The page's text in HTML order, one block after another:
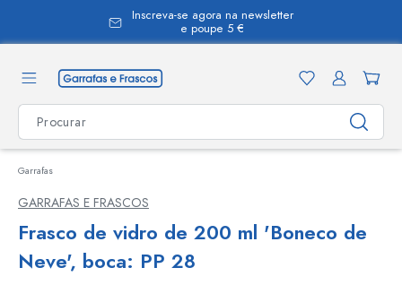
Inscreva-se agora na newsletter
e poupe 5 €
Garrafas
GARRAFAS E FRASCOS
Frasco de vidro de 200 ml 'Boneco de
Neve', boca: PP 28